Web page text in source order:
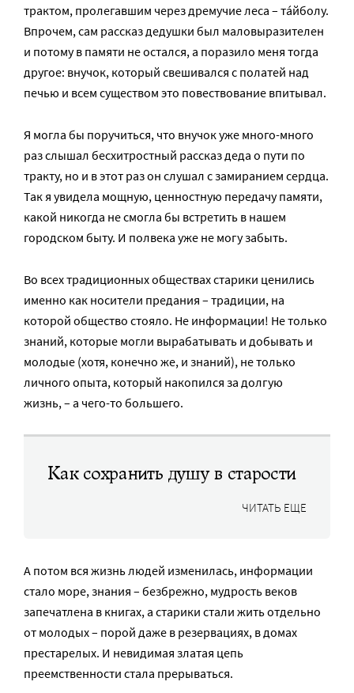
трактом, пролегавшим через дремучие леса – та́йболу.
Впрочем, сам рассказ дедушки был маловыразителен
и потому в памяти не остался, а поразило меня тогда
другое: внучок, который свешивался с полатей над
печью и всем существом это повествование впитывал.
Я могла бы поручиться, что внучок уже много-много
раз слышал бесхитростный рассказ деда о пути по
тракту, но и в этот раз он слушал с замиранием сердца.
Так я увидела мощную, ценностную передачу памяти,
какой никогда не смогла бы встретить в нашем
городском быту. И полвека уже не могу забыть.
Во всех традиционных обществах старики ценились
именно как носители предания – традиции, на
которой общество стояло. Не информации! Не только
знаний, которые могли вырабатывать и добывать и
молодые (хотя, конечно же, и знаний), не только
личного опыта, который накопился за долгую
жизнь, – а чего-то большего.
Как сохранить душу в старости
ЧИТАТЬ ЕЩЕ
А потом вся жизнь людей изменилась, информации
стало море, знания – безбрежно, мудрость веков
запечатлена в книгах, а старики стали жить отдельно
от молодых – порой даже в резервациях, в домах
престарелых. И невидимая златая цепь
преемственности стала прерываться.